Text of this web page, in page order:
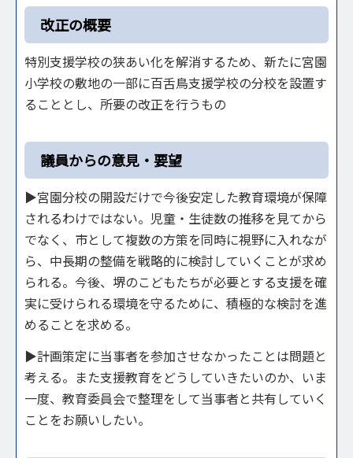
改正の概要
特別支援学校の狭あい化を解消するため、新たに宮園
小学校の敷地の一部に百舌鳥支援学校の分校を設置す
ることとし、所要の改正を行うもの
議員からの意見・要望
▶宮園分校の開設だけで今後安定した教育環境が保障
されるわけではない。児童・生徒数の推移を見てから
でなく、市として複数の方策を同時に視野に入れなが
ら、中長期の整備を戦略的に検討していくことが求め
られる。今後、堺のこどもたちが必要とする支援を確
実に受けられる環境を守るために、積極的な検討を進
めることを求める。
▶計画策定に当事者を参加させなかったことは問題と
考える。また支援教育をどうしていきたいのか、いま
一度、教育委員会で整理をして当事者と共有していく
ことをお願いしたい。